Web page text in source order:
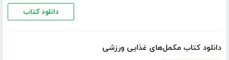
دانلود کتاب
دانلود کتاب مکمل‌های غذایی ورزشی